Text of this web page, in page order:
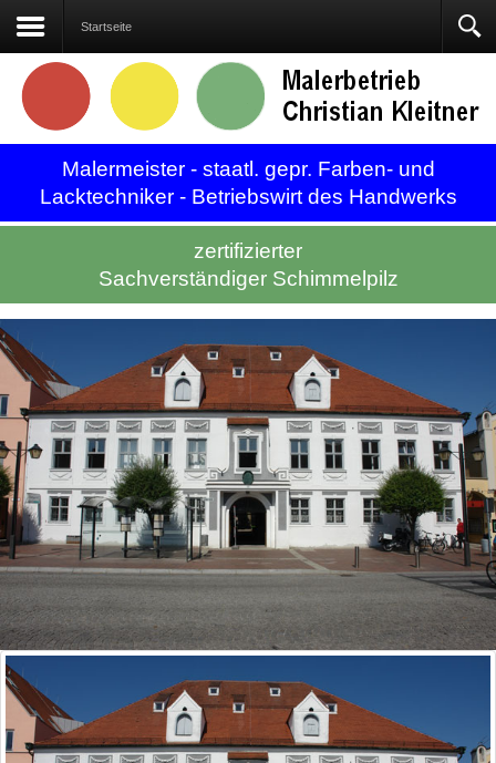
Startseite
Malermeister - staatl. gepr. Farben- und
Lacktechniker - Betriebswirt des Handwerks
zertifizierter
Sachverständiger Schimmelpilz
Schimmel im Haus?